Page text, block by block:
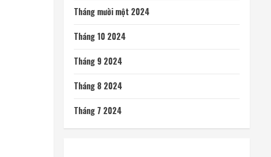
Tháng mười một 2024
Tháng 10 2024
Tháng 9 2024
Tháng 8 2024
Tháng 7 2024